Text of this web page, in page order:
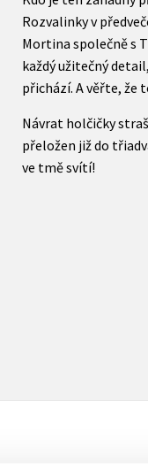
Rozvalinky v
Mortina společně s
každý užitečný
přichází. A věřte, že
Návrat holčičky
přeložen již do
ve tmě svítí!